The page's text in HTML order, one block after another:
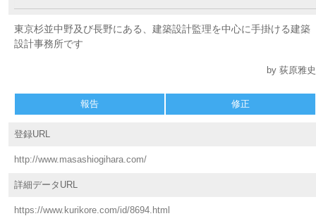
東京杉並中野及び長野にある、建築設計監理を中心に手掛ける建築
設計事務所です
by 荻原雅史
報告 修正
登録URL
http://www.masashiogihara.com/
詳細データURL
https://www.kurikore.com/id/8694.html